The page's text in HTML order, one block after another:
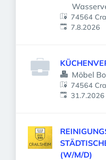
74564
Veröffentlicht
7.8.2026
Möbel
74564
Veröffentlicht:
31.7.2026
(W/M/D)